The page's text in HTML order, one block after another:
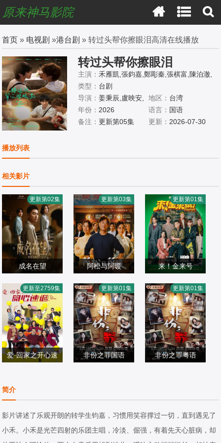
原来神马影院
首页 » 电视剧 »港台剧 » 转过头帮你擦眼泪高清在线播放
转过头帮你擦眼泪
主演：禾雁凱,張鈞嘉,鄭彫秦,張棋富,陳泊澈,
林書蘊
类型： 台剧
导演：姜秉辰,盧映安,
Ann
地区： 台湾
年份： 2026 语言： 国语
备注：更新第05集 更新： 2026-07-30
播放列表
相关影片
成名在望
亘晏,黄迪扬,黄采
仪,龙天翔,乔瑟夫,
吴言凜,黄惟,朱匀
甄,段钧豪
港台剧
2026/台湾
更新第02集
阿松与阿暖
家,杨子仪
港台剧
2026/台湾
更新第03集
来！金来号
雨薇,袁澧林,吴思
贤,林思宇,周兴哲,
黄冠智,叶子绮
港台剧
2026/中国台湾
更新第01集
爱·回家之开心速
盈,吕慧仪,罗乐林,
马贯东,苏韵姿,周
嘉洛,陈浚霆,吴伟
豪
港台剧
2017/中国香港
更新至2759集
非份之罪国语
单立文,阮浩棕,刘
佩玥,徐荣,何沛珈,
贝安琪,戴祖仪,游
2026/中国香港
更新第01集
非份之罪粤语
单立文,阮浩棕,刘
佩玥,徐荣,何沛珈,
贝安琪,戴祖仪,游
2026/中国香港
更新第01集
简介
影片讲述了乐观开朗的转学生钧嘉，习惯用笑容撑过一切，直到遇见了
小禾。小禾是光芒四射的乐团主唱，冷淡、倔强，有着先天心脏病，却